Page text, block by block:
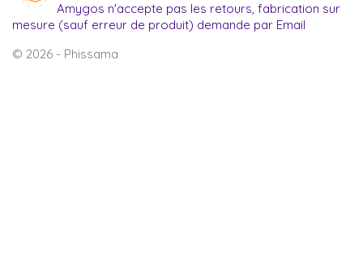
Amygos n'accepte pas les retours, fabrication sur
mesure (sauf erreur de produit) demande par Email
© 2026 - Phissama